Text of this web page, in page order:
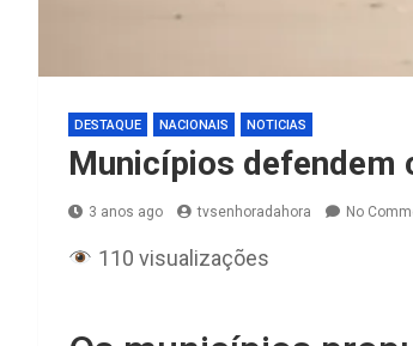
DESTAQUE NACIONAIS NOTICIAS
Municípios defendem
3 anos ago tvsenhoradahora No
110 visualizações